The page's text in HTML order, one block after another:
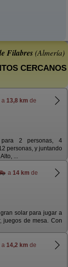
Filabres(Almería)
CERCANOS
a 13,8 km de
2 personas, 4
personas, y juntando
...
a 14 km de
solar para jugar a
juegos de mesa. Con
a 14,2 km de